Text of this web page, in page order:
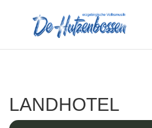
LANDHOTEL